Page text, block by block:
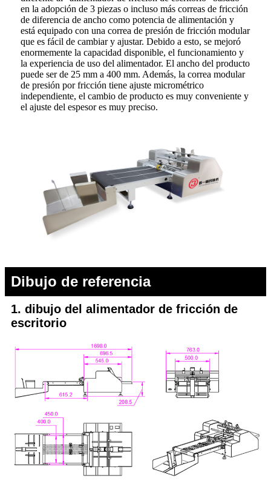
en la adopción de 3 piezas o incluso más correas de fricción
de diferencia de ancho como potencia de alimentación y
está equipado con una correa de presión de fricción modular
que es fácil de cambiar y ajustar. Debido a esto, se mejoró
enormemente la capacidad disponible, el funcionamiento y
la experiencia de uso del alimentador. El ancho del producto
puede ser de 25 mm a 400 mm. Además, la correa modular
de presión por fricción tiene ajuste micrométrico
independiente, el cambio de producto es muy conveniente y
el ajuste del espesor es muy preciso.
Dibujo de referencia
1. dibujo del alimentador de fricción de
escritorio